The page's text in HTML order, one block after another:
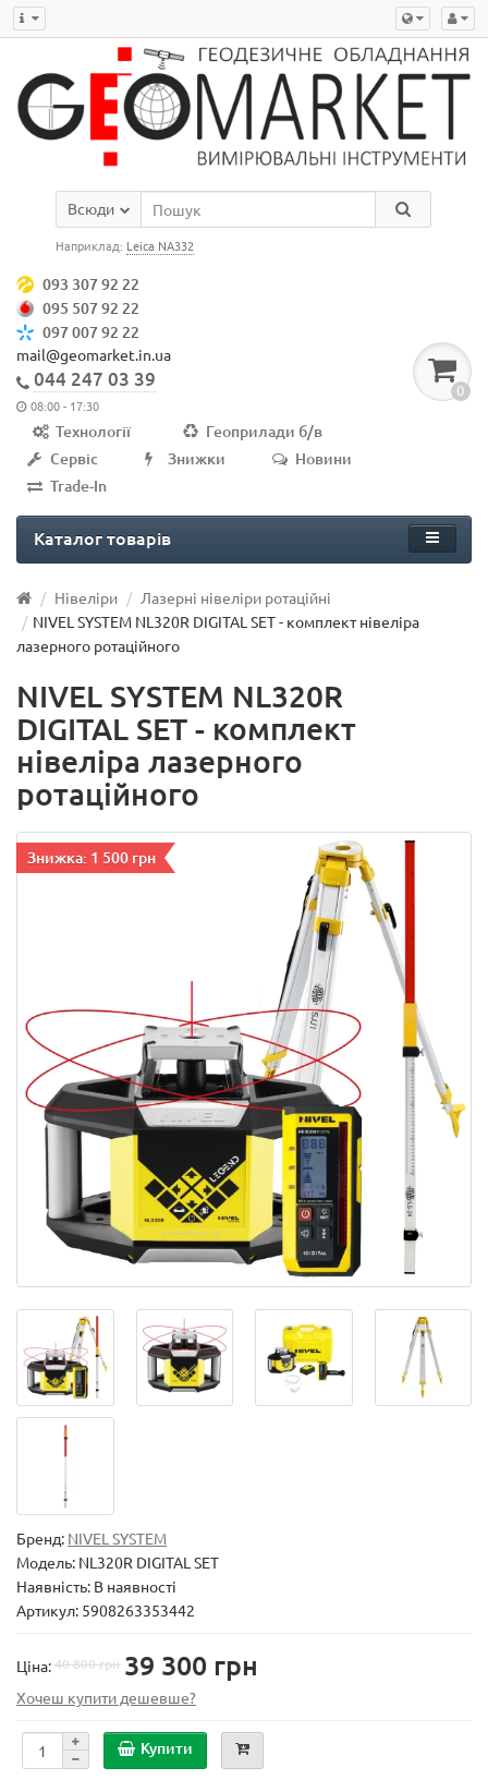
Всюди
Наприклад: Leica NA332
093 307 92 22
095 507 92 22
097 007 92 22
mail@geomarket.in.ua
044 247 03 39
08:00 - 17:30
0
Технології
Геоприлади б/в
Сервіс
Знижки
Новини
Trade-In
Каталог товарів
Нівеліри
Лазерні нівеліри ротаційні
NIVEL SYSTEM NL320R DIGITAL SET - комплект нівеліра
лазерного ротаційного
NIVEL SYSTEM NL320R
DIGITAL SET - комплект
нівеліра лазерного
ротаційного
Знижка: 1 500 грн
Бренд: NIVEL SYSTEM
Модель: NL320R DIGITAL SET
Наявність: В наявності
Артикул: 5908263353442
Ціна:40 800 грн 39 300 грн
Хочеш купити дешевше?
Купити